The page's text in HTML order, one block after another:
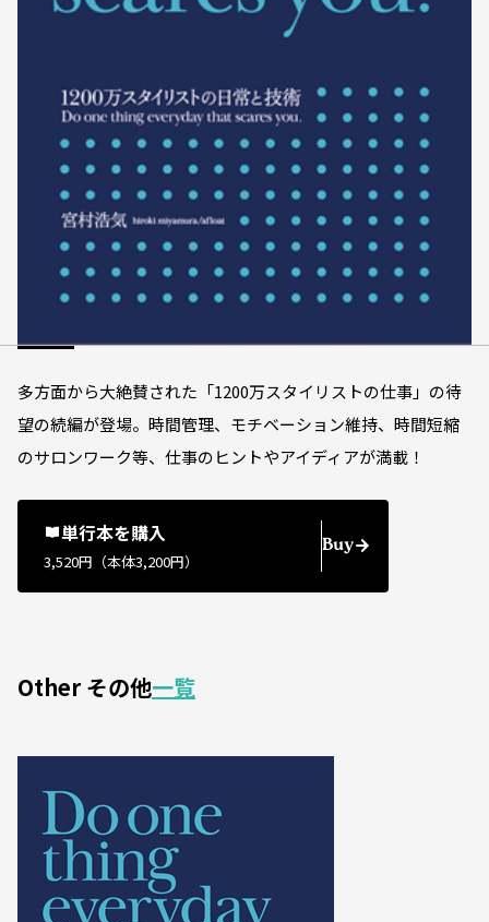
多方面から大絶賛された「1200万スタイリストの仕事」の待
望の続編が登場。時間管理、モチベーション維持、時間短縮
のサロンワーク等、仕事のヒントやアイディアが満載！
単行本を購入
3,520円（本体3,200円）
Buy
Other その他一覧